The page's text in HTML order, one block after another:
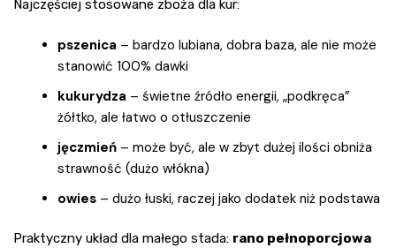
Najczęściej stosowane zboża dla kur:
pszenica – bardzo lubiana, dobra baza, ale nie może
stanowić 100% dawki
kukurydza – świetne źródło energii, „podkręca”
żółtko, ale łatwo o otłuszczenie
jęczmień – może być, ale w zbyt dużej ilości obniża
strawność (dużo włókna)
owies – dużo łuski, raczej jako dodatek niż podstawa
Praktyczny układ dla małego stada: rano pełnoporcjowa